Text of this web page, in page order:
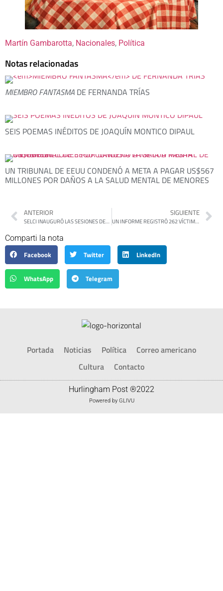
Martín Gambarotta, Nacionales, Política
Notas relacionadas
MIEMBRO FANTASMA DE FERNANDA TRÍAS
SEIS POEMAS INÉDITOS DE JOAQUÍN MONTICO DIPAUL
UN TRIBUNAL DE EEUU CONDENÓ A META A PAGAR US$567
MILLONES POR DAÑOS A LA SALUD MENTAL DE MENORES
ANTERIOR
SELCI INAUGURÓ LAS SESIONES DEL HCD CON ANUNCIOS DE SEGURIDAD, OBRAS, LIMPIEZA Y UNA CAMPAÑA PARA LIMITAR EL USO DEL CELULAR EN LOS NIÑOS
SIGUIENTE
UN INFORME REGISTRÓ 262 VÍCTIMAS DE VIOLENCIA DE GÉNERO EN 2025
Comparti la nota
Facebook
Twitter LinkedIn
WhatsApp Telegram
Portada Noticias Política
Correo americano
Cultura
Contacto
Hurlingham Post ®2022
Powered by GLIVU